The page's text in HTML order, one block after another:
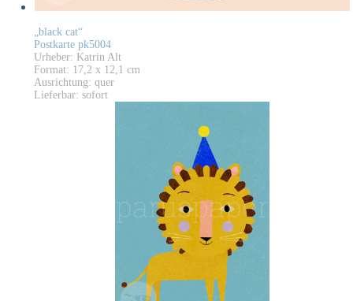
„black cat“
Postkarte pk5004
Urheber: Katrin Alt
Format: 17,2 x 12,1 cm
Ausrichtung: quer
Lieferbar: sofort